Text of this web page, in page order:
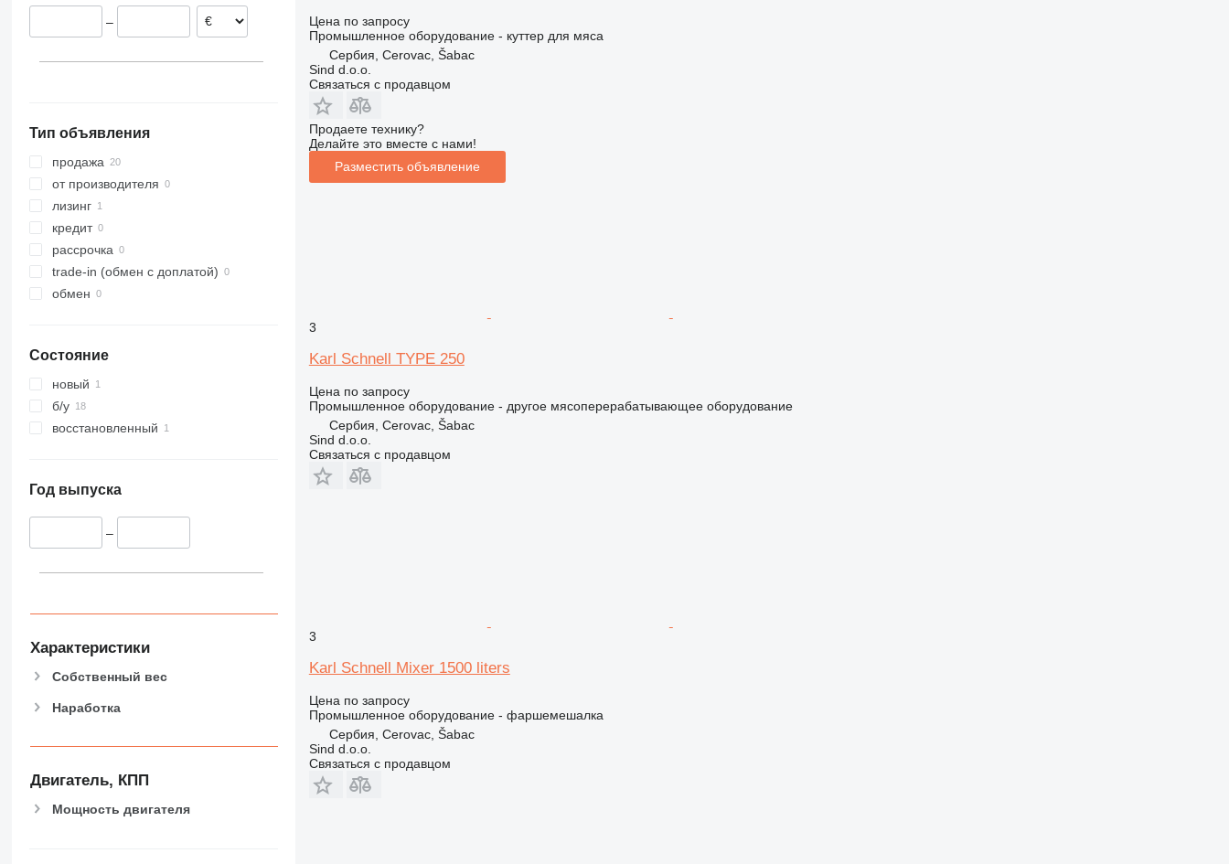
Германия
–
Тип объявления
продажа
от производителя
лизинг
кредит
рассрочка
trade-in (обмен с доплатой)
обмен
Состояние
новый
б/у
восстановленный
Год выпуска
–
Характеристики
Собственный вес
Наработка
Двигатель, КПП
Мощность двигателя
Цена по запросу
Промышленное оборудование - куттер для мяса
Сербия, Cerovac, Šabac
Sind d.o.o.
Связаться с продавцом
Продаете технику?
Делайте это вместе с нами!
Разместить объявление
3
Karl Schnell TYPE 250
Цена по запросу
Промышленное оборудование - другое мясоперерабатывающее оборудование
Сербия, Cerovac, Šabac
Sind d.o.o.
Связаться с продавцом
3
Karl Schnell Mixer 1500 liters
Цена по запросу
Промышленное оборудование - фаршемешалка
Сербия, Cerovac, Šabac
Sind d.o.o.
Связаться с продавцом